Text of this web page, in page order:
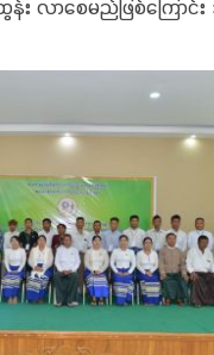
ထွန်း လာစေမည်ဖြစ်ကြော